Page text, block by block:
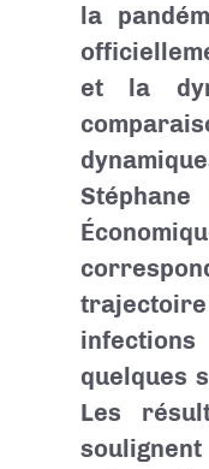
la
et la
trajectoire
quelques
Les